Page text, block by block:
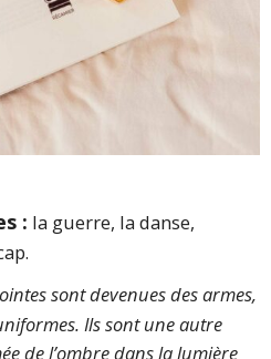
: la guerre, la danse,
sont devenues des armes,
Ils sont une autre
de l’ombre dans la lumière